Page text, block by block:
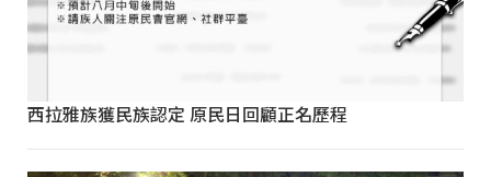
西拉雅族獲民族認定 原民日回顧正名歷程